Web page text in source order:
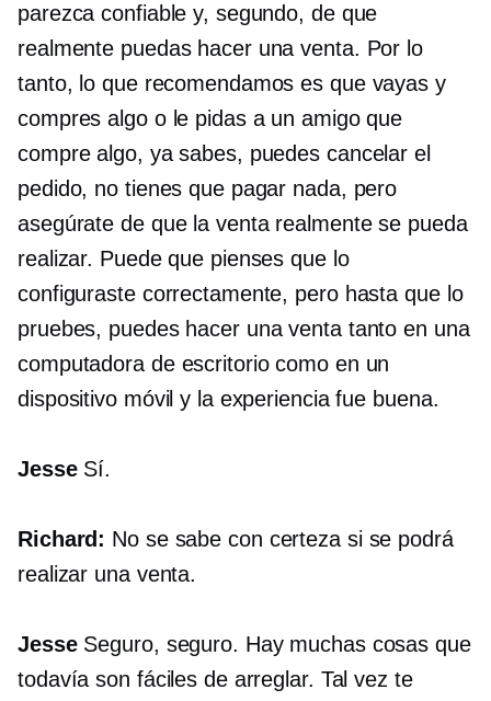
parezca confiable y, segundo, de que
realmente puedas hacer una venta. Por lo
tanto, lo que recomendamos es que vayas y
compres algo o le pidas a un amigo que
compre algo, ya sabes, puedes cancelar el
pedido, no tienes que pagar nada, pero
asegúrate de que la venta realmente se pueda
realizar. Puede que pienses que lo
configuraste correctamente, pero hasta que lo
pruebes, puedes hacer una venta tanto en una
computadora de escritorio como en un
dispositivo móvil y la experiencia fue buena.
JesseSí.
Richard: No se sabe con certeza si se podrá
realizar una venta.
JesseSeguro, seguro. Hay muchas cosas que
todavía son fáciles de arreglar. Tal vez te